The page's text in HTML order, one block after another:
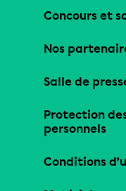
Concours et
Nos
Salle de
Protection
personnels
Conditions